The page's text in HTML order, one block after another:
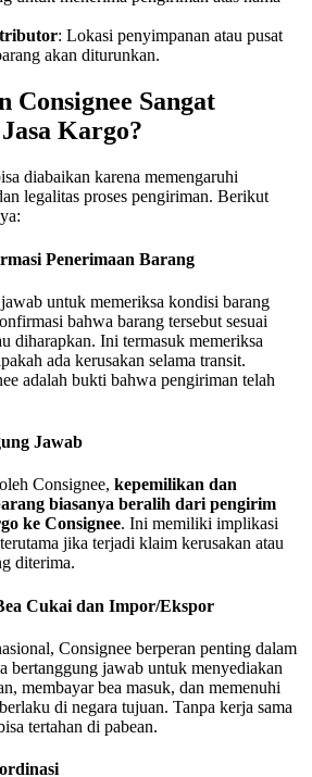
: Lokasi penyimpanan atau pusat
akan diturunkan.
Consignee Sangat
Kargo?
diabaikan karena memengaruhi
legalitas proses pengiriman. Berikut
Penerimaan Barang
untuk memeriksa kondisi barang
bahwa barang tersebut sesuai
diharapkan. Ini termasuk memeriksa
ada kerusakan selama transit.
adalah bukti bahwa pengiriman telah
Jawab
Consignee, kepemilikan dan
biasanya beralih dari pengirim
ke Consignee. Ini memiliki implikasi
jika terjadi klaim kerusakan atau
diterima.
Cukai dan Impor/Ekspor
Consignee berperan penting dalam
bertanggung jawab untuk menyediakan
membayar bea masuk, dan memenuhi
di negara tujuan. Tanpa kerja sama
tertahan di pabean.